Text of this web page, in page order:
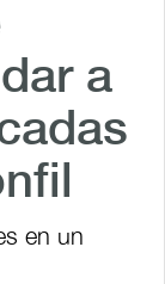
a
en un